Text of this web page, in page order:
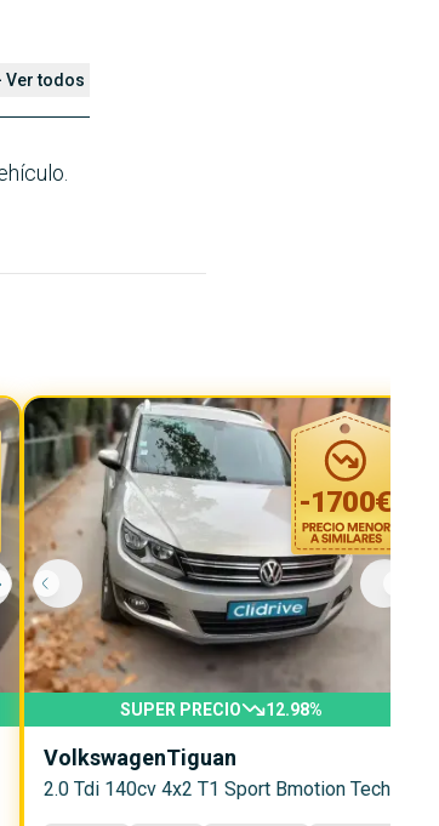
Ver todos
-1700€
SUPER PRECIO 12.98%
VolkswagenTiguan
2.0 Tdi 140cv 4x2 T1 Sport Bmotion Tech